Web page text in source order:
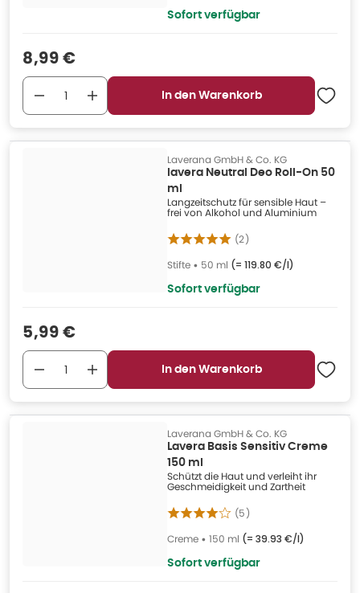
Sofort verfügbar
Verkaufspreis
8,99 €
In den Warenkorb
Laverana GmbH & Co. KG
lavera Neutral Deo Roll-On 50
ml
Langzeitschutz für sensible Haut –
frei von Alkohol und Aluminium
(2)
Stifte • 50 ml (= 119.80 €/l)
Sofort verfügbar
Verkaufspreis
5,99 €
In den Warenkorb
Laverana GmbH & Co. KG
Lavera Basis Sensitiv Creme
150 ml
Schützt die Haut und verleiht ihr
Geschmeidigkeit und Zartheit
(5)
Creme • 150 ml (= 39.93 €/l)
Sofort verfügbar